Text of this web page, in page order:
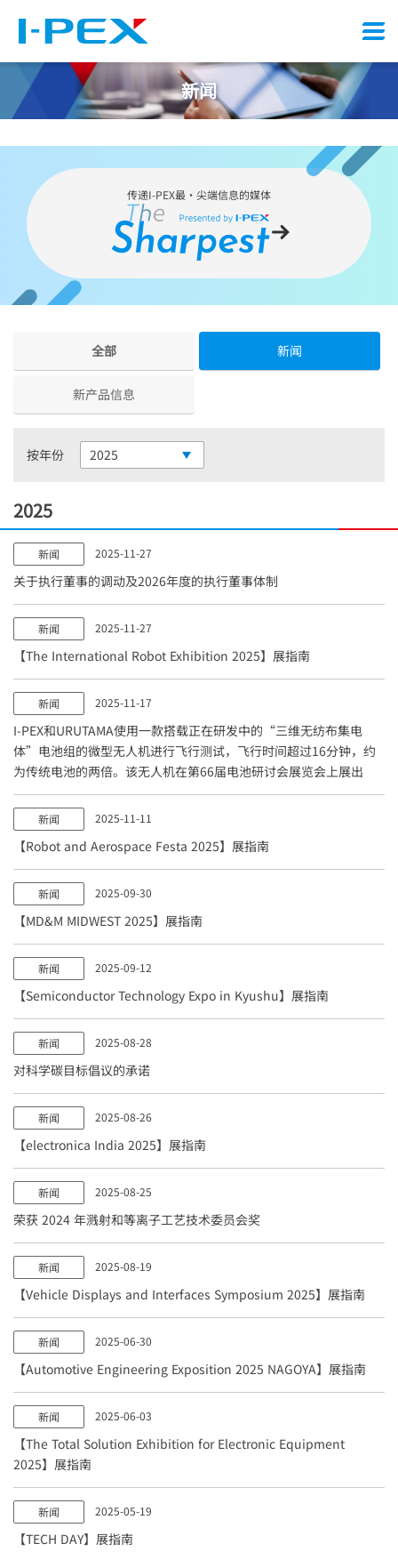
新闻
传递I-PEX最・尖端信息的媒体
全部 新闻
新产品信息
按年份 2025
2025
新闻 2025-11-27
关于执行董事的调动及2026年度的执行董事体制
新闻 2025-11-27
【The International Robot Exhibition 2025】展指南
新闻 2025-11-17
I-PEX和URUTAMA使用一款搭载正在研发中的“三维无纺布集电
体”电池组的微型无人机进行飞行测试，飞行时间超过16分钟，约
为传统电池的两倍。该无人机在第66届电池研讨会展览会上展出
新闻 2025-11-11
【Robot and Aerospace Festa 2025】展指南
新闻 2025-09-30
【MD&M MIDWEST 2025】展指南
新闻 2025-09-12
【Semiconductor Technology Expo in Kyushu】展指南
新闻 2025-08-28
对科学碳目标倡议的承诺
新闻 2025-08-26
【electronica India 2025】展指南
新闻 2025-08-25
荣获 2024 年溅射和等离子工艺技术委员会奖
新闻 2025-08-19
【Vehicle Displays and Interfaces Symposium 2025】展指南
新闻 2025-06-30
【Automotive Engineering Exposition 2025 NAGOYA】展指南
新闻 2025-06-03
【The Total Solution Exhibition for Electronic Equipment
2025】展指南
新闻 2025-05-19
【TECH DAY】展指南